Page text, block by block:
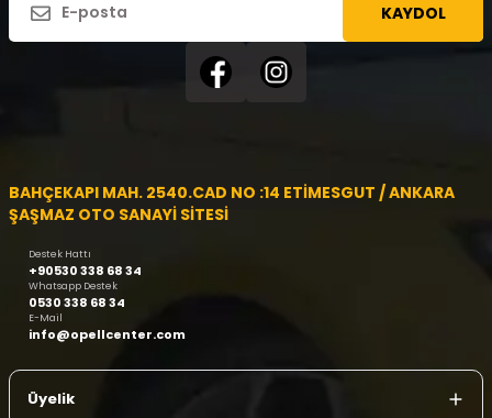
KAYDOL
BAHÇEKAPI MAH. 2540.CAD NO :14 ETİMESGUT / ANKARA
ŞAŞMAZ OTO SANAYİ SİTESİ
Destek Hattı
+90530 338 68 34
Whatsapp Destek
0530 338 68 34
E-Mail
info@opellcenter.com
Üyelik